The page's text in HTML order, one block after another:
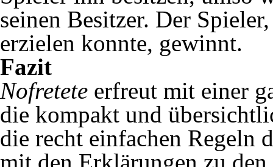
seinen Besitzer. Der
erzielen konnte, gewinnt.
Fazit
Nofretete erfreut mit einer
die kompakt und
die recht einfachen Regeln